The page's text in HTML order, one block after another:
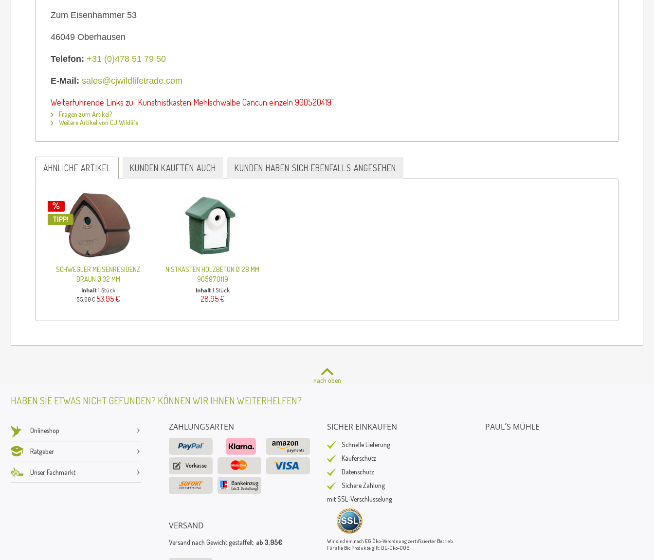
Zum Eisenhammer 53
46049 Oberhausen
Telefon: +31 (0)478 51 79 50
E-Mail: sales@cjwildlifetrade.com
Weiterführende Links zu "Kunstnistkasten Mehlschwalbe Cancun einzeln 900520419"
Fragen zum Artikel?
Weitere Artikel von CJ Wildlife
ÄHNLICHE ARTIKEL KUNDEN KAUFTEN AUCH KUNDEN HABEN SICH EBENFALLS ANGESEHEN
TIPP!
SCHWEGLER MEISENRESIDENZ
BRAUN Ø 32 MM
Inhalt1 Stück
55,00 € 53,95 €
NISTKASTEN HOLZBETON Ø 28 MM
905970119
Inhalt1 Stück
28,95 €
nach oben
HABEN SIE ETWAS NICHT GEFUNDEN? KÖNNEN WIR IHNEN WEITERHELFEN?
Onlineshop
Ratgeber
Unser Fachmarkt
ZAHLUNGSARTEN
VERSAND
Versand nach Gewicht gestaffelt: ab 3,95€
SICHER EINKAUFEN
Schnelle Lieferung
Käuferschutz
Datenschutz
Sichere Zahlung
mit SSL-Verschlüsselung
Wir sind ein nach EG Öko-Verordnung zertifizierter Betrieb.
Für alle Bio Produkte gilt: DE-Öko-006
PAUL´S MÜHLE